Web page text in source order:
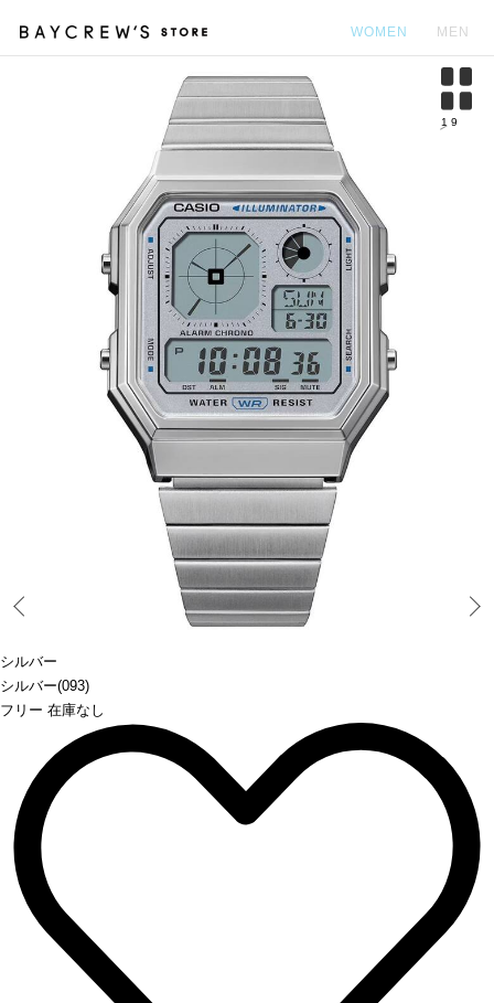
WOMEN MEN
シルバー
シルバー(093)
フリー 在庫なし
1 9